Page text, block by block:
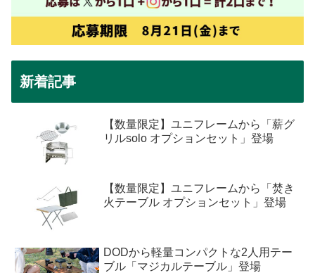
新着記事
【数量限定】ユニフレームから「薪グ
リルsolo オプションセット」登場
【数量限定】ユニフレームから「焚き
火テーブル オプションセット」登場
DODから軽量コンパクトな2人用テー
ブル「マジカルテーブル」登場